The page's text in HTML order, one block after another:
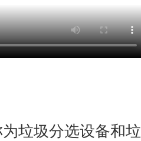
垃圾分选设备和垃